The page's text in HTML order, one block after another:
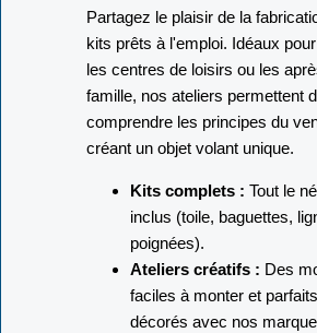
Partagez le plaisir de la
kits prêts à l'emploi. Idéaux
les centres de loisirs ou les
famille, nos ateliers permettent
comprendre les principes du
créant un objet volant unique.
Kits complets : Tout le
inclus (toile, baguettes,
poignées).
Ateliers créatifs : Des
faciles à monter et
décorés avec nos